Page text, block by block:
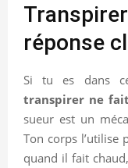
réponse
Si tu es dans
transpirer ne
sueur est un
Ton corps l’utilise
quand il fait